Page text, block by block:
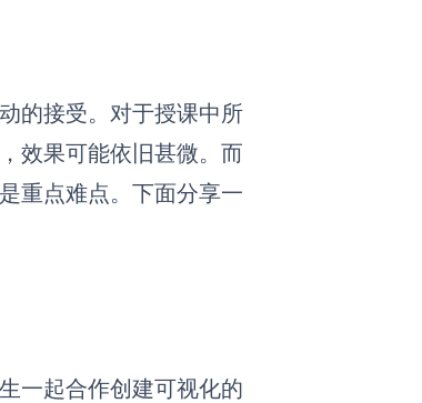
的接受。对于授课中所
效果可能依旧甚微。而
重点难点。下面分享一
一起合作创建可视化的